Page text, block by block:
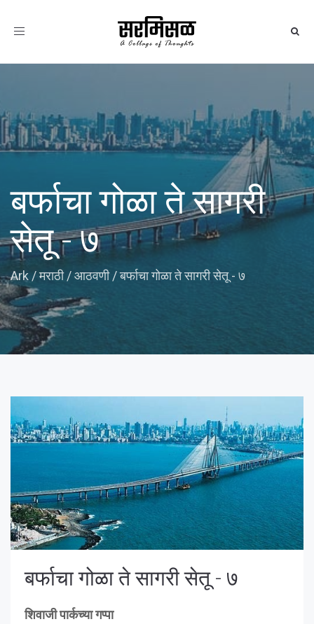
Toggle
बर्फाचा गोळा ते सागरी
सेतू - ७
Ark /मराठी/आठवणी/बर्फाचा गोळा ते सागरी सेतू - ७
बर्फाचा गोळा ते सागरी सेतू - ७
शिवाजी पार्कच्या गप्पा